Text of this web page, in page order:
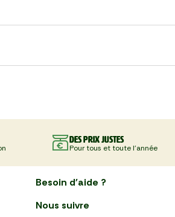
Des prix justes
Pour tous et toute l'année
Besoin d'aide ?
Nous suivre